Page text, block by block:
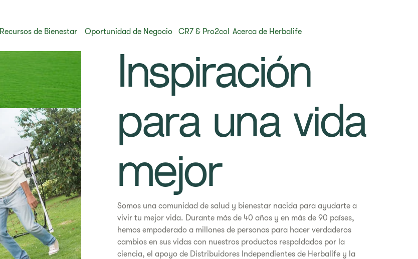
Recursos de Bienestar Oportunidad de Negocio CR7 & Pro2col Acerca de Herbalife
​​​Inspiración
para una vida
mejor
Somos una comunidad de salud y bienestar nacida para ayudarte a
vivir tu mejor vida. Durante más de 40 años y en más de 90 países,
hemos empoderado a millones de personas para hacer verdaderos
cambios en sus vidas con nuestros productos respaldados por la
ciencia, el apoyo de Distribuidores Independientes de Herbalife y la